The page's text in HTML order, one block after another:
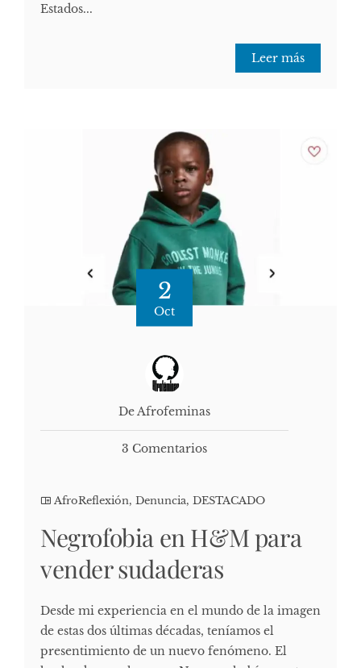
Estados...
Leer más
2
Oct
De Afrofeminas
3 Comentarios
AfroReflexión, Denuncia, DESTACADO
Negrofobia en H&M para
vender sudaderas
Desde mi experiencia en el mundo de la imagen
de estas dos últimas décadas, teníamos el
presentimiento de un nuevo fenómeno. El